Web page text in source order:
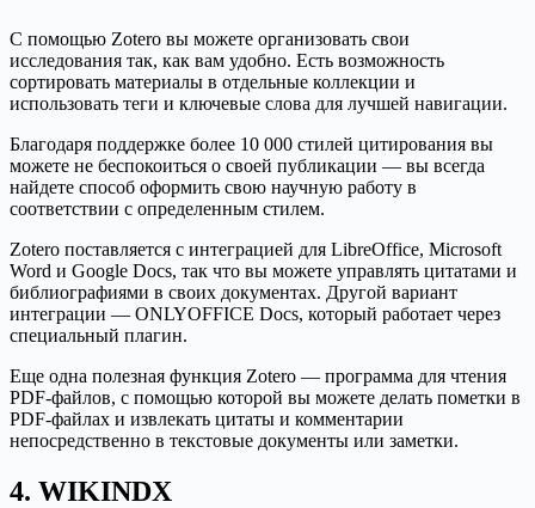
С помощью Zotero вы можете организовать свои
исследования так, как вам удобно. Есть возможность
сортировать материалы в отдельные коллекции и
использовать теги и ключевые слова для лучшей навигации.
Благодаря поддержке более 10 000 стилей цитирования вы
можете не беспокоиться о своей публикации — вы всегда
найдете способ оформить свою научную работу в
соответствии с определенным стилем.
Zotero поставляется с интеграцией для LibreOffice, Microsoft
Word и Google Docs, так что вы можете управлять цитатами и
библиографиями в своих документах. Другой вариант
интеграции — ONLYOFFICE Docs, который работает через
специальный плагин.
Еще одна полезная функция Zotero — программа для чтения
PDF-файлов, с помощью которой вы можете делать пометки в
PDF-файлах и извлекать цитаты и комментарии
непосредственно в текстовые документы или заметки.
4. WIKINDX